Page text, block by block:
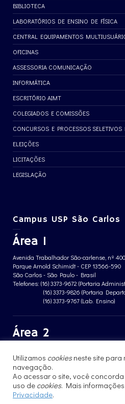
BIBLIOTECA
LABORATÓRIOS DE ENSINO DE FÍSICA
CENTRAL EQUIPAMENTOS
OFICINAS
ASSESSORIA COMUNICAÇÃO
INFORMÁTICA
ESCRITÓRIO AIMT
COLEGIADOS E COMISSÕES
CONCURSOS E PROCESSOS SELETIVOS
ELEIÇÕES
LICITAÇÕES
LEGISLAÇÃO
Campus USP São Carlos
Área 1
Avenida Trabalhador São-carlense, nº 400
Parque Arnold Schimidt - CEP 13566-590
São Carlos - São Paulo - Brasil
Telefones: (16) 3373-9672 (Portaria
(16) 3373-9826 (Portaria
(16) 3373-9767 (Lab. Ensino)
Área 2
Jardim Santa Angelina - CEP 13563-120
São Carlos - São Paulo - Brasil
Telefone: (16) 3373-8068 (Portaria prédio
(16) 3364-8070 (Portaria prédio
Utilizamos cookiesneste site para
navegação.
Ao acessar o site, você
uso de cookies. Mais
Privacidade.